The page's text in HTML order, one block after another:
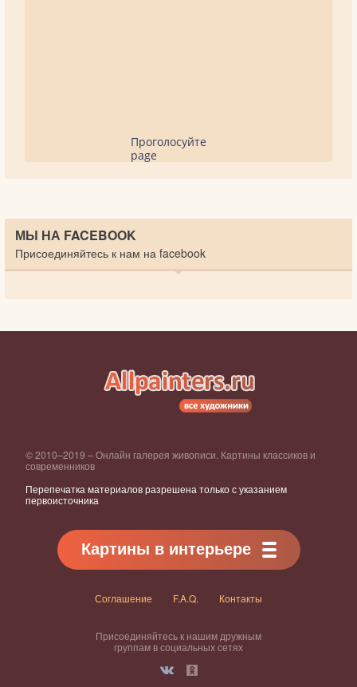
Проголосуйте
page
МЫ НА FACEBOOK
Присоединяйтесь к нам на facebook
© 2010–2019 – Онлайн галерея живописи. Картины классиков и
современников
Перепечатка материалов разрешена только с указанием
первоисточника
Картины в интерьере
Соглашение F.A.Q. Контакты
Присоединяйтесь к нашим дружным
группам в социальных сетях